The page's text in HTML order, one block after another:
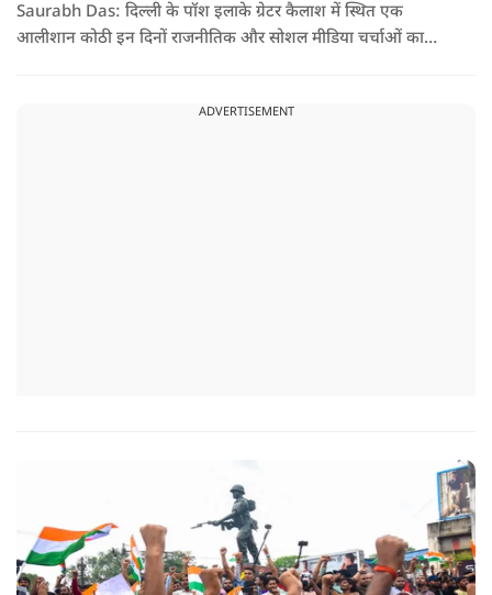
Saurabh Das: दिल्ली के पॉश इलाके ग्रेटर कैलाश में स्थित एक
आलीशान कोठी इन दिनों राजनीतिक और सोशल मीडिया चर्चाओं का
ADVERTISEMENT